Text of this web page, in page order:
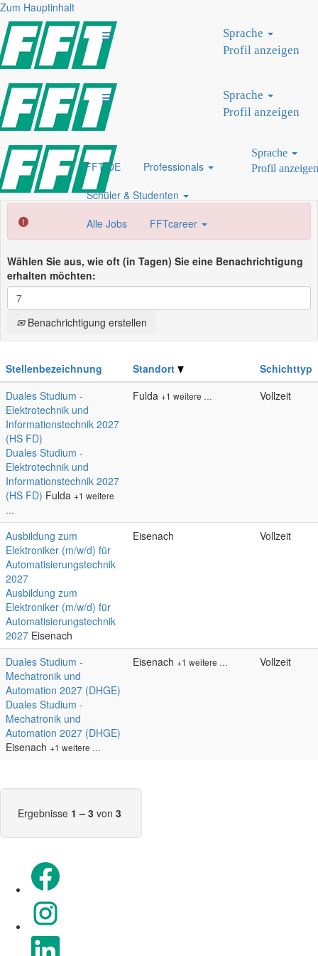
Zum Hauptinhalt
Sprache
Profil anzeigen
Sprache
Profil anzeigen
FFT DE
Professionals
Schüler & Studenten
Alle Jobs
FFTcareer
Sprache
Profil anzeigen
eisenach
Nach Stichwort suchen
Nach Standort suchen
Mehr Optionen anzeigen
Löschen
Wählen Sie aus, wie oft (in Tagen) Sie eine Benachrichtigung
erhalten möchten:
Benachrichtigung erstellen
Stellenbezeichnung Standort
Schichttyp
Duales Studium -
Elektrotechnik und
Informationstechnik 2027
(HS FD)
Duales Studium -
Elektrotechnik und
Informationstechnik 2027
(HS FD) Fulda +1 weitere
…
Fulda +1 weitere … Vollzeit
Ausbildung zum
Elektroniker (m/w/d) für
Automatisierungstechnik
2027
Ausbildung zum
Elektroniker (m/w/d) für
Automatisierungstechnik
2027 Eisenach
Eisenach Vollzeit
Duales Studium -
Mechatronik und
Automation 2027 (DHGE)
Duales Studium -
Mechatronik und
Automation 2027 (DHGE)
Eisenach +1 weitere …
Eisenach +1 weitere … Vollzeit
Ergebnisse 1 – 3 von 3
Wird auf einer neuen Registerkarte geöffnet.
Wird auf einer neuen Registerkarte geöffnet.
Wird auf einer neuen Registerkarte geöffnet.